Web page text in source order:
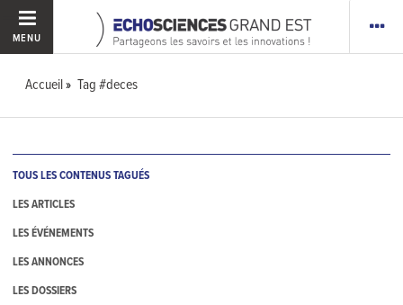
MENU
Accueil Tag #deces
TOUS LES CONTENUS TAGUÉS
LES ARTICLES
LES ÉVÉNEMENTS
LES ANNONCES
LES DOSSIERS